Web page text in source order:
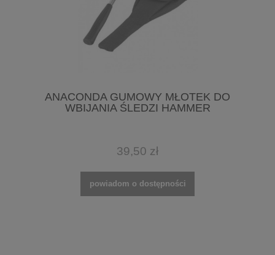
ANACONDA GUMOWY MŁOTEK DO
WBIJANIA ŚLEDZI HAMMER
39,50 zł
powiadom o dostępności